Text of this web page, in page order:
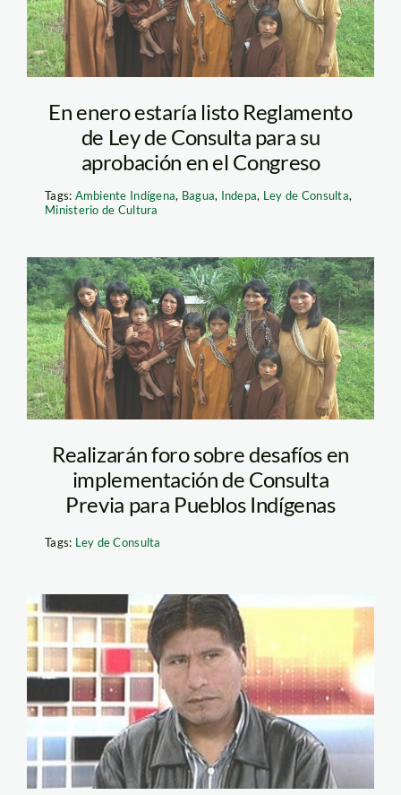
En enero estaría listo Reglamento
de Ley de Consulta para su
aprobación en el Congreso
Tags: Ambiente Indígena, Bagua, Indepa, Ley de Consulta,
Ministerio de Cultura
Realizarán foro sobre desafíos en
implementación de Consulta
Previa para Pueblos Indígenas
Tags: Ley de Consulta
aduviri_walter